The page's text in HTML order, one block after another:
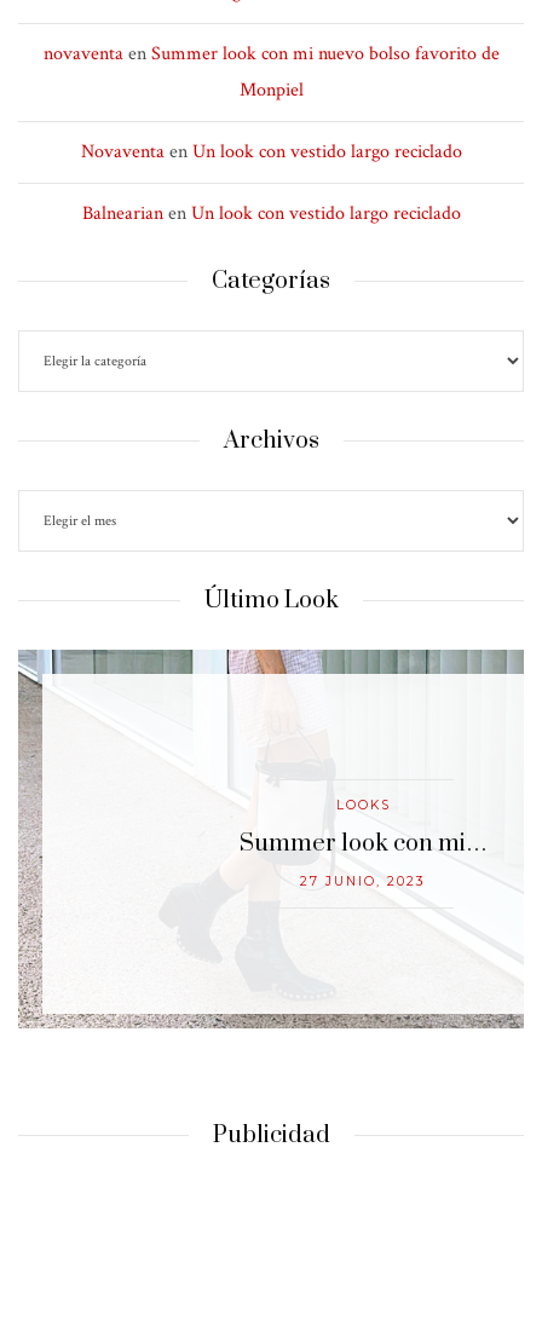
novaventaenSummer look con mi nuevo bolso favorito de
Monpiel
NovaventaenUn look con vestido largo reciclado
BalnearianenUn look con vestido largo reciclado
Categorías
Archivos
Último Look
LOOKS
Summer look con mi…
27 JUNIO, 2023
Publicidad